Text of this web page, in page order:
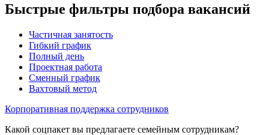
Быстрые фильтры подбора вакансий
Частичная занятость
Гибкий график
Полный день
Проектная работа
Сменный график
Вахтовый метод
Корпоративная поддержка сотрудников
Какой соцпакет вы предлагаете семейным сотрудникам?